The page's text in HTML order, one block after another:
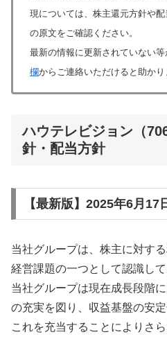
現については、株主還元方針や
の原文をご確認ください。
最新の情報に更新されていない等
欄からご連絡いただけると助かり
ハウテレビジョン（
針・配当方針
【最新版】2025年6月17
当社グループは、株主に対す
経営課題の一つとして認識し
当社グループは現在成長段階
の充実を図り、収益基盤の安
これを充当することによりさ